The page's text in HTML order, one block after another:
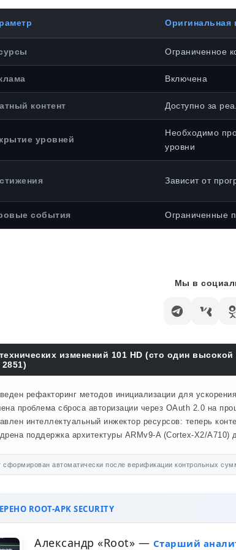
Оригинальная
Ограниченное
Включена
контент Доступно за
уровней
Необходимо
уровни
Зависит от
события Ограниченные
Мы в
изменений 101 HD (сто один
рефакторинг методов инициализации для
проблема сброса авторизации через OAuth 2.0 на
интеллектуальный инжектор ресурсов: теперь
поддержка архитектуры ARMv9-A (Cortex-X2/A710)
сформирован автоматически после верификации контрольных
ROOT-APK SECURITY
Александр «Root» — Старший